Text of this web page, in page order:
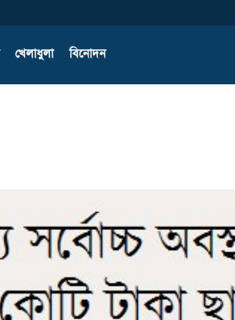
খেলাধুলা বিনোদন